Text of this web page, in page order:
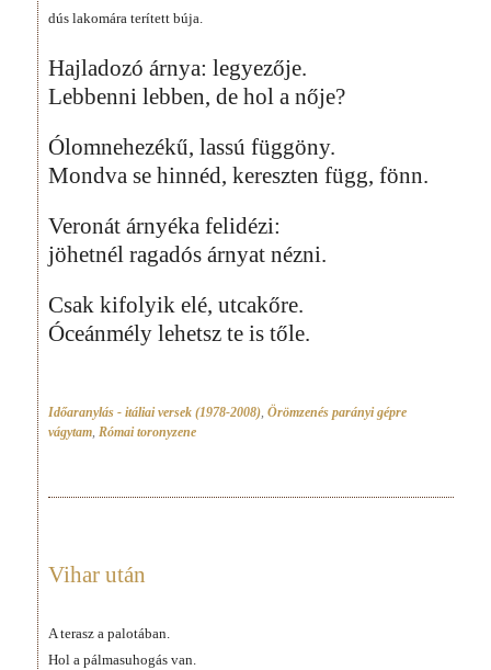
dús lakomára terített búja.
Hajladozó árnya: legyezője.
Lebbenni lebben, de hol a nője?
Ólomnehezékű, lassú függöny.
Mondva se hinnéd, kereszten függ, fönn.
Veronát árnyéka felidézi:
jöhetnél ragadós árnyat nézni.
Csak kifolyik elé, utcakőre.
Óceánmély lehetsz te is tőle.
Időaranylás - itáliai versek (1978-2008), Örömzenés parányi gépre
vágytam, Római toronyzene
Vihar után
A terasz a palotában.
Hol a pálmasuhogás van.